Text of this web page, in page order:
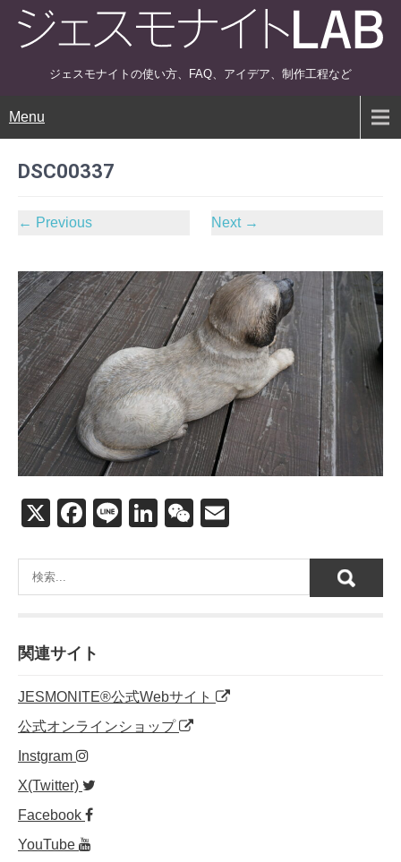
ジェスモナイトの使い方、FAQ、アイデア、制作工程など
Menu
DSC00337
← Previous Next →
X
F
c
e
o
o
k
Li
e
Li
k
e
W
C
h
ail
関連サイト
JESMONITE®公式Webサイト
公式オンラインショップ
Instgram
X(Twitter)
Facebook
YouTube